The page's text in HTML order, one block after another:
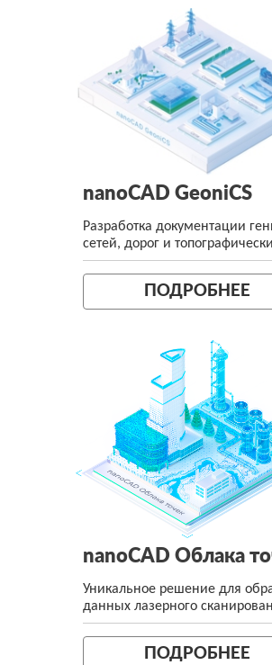
nanoCAD GeoniCS
Разработка документации
сетей, дорог и
ПОДРОБНЕЕ
nanoCAD Облака
Уникальное решение для
данных лазерного
ПОДРОБНЕЕ